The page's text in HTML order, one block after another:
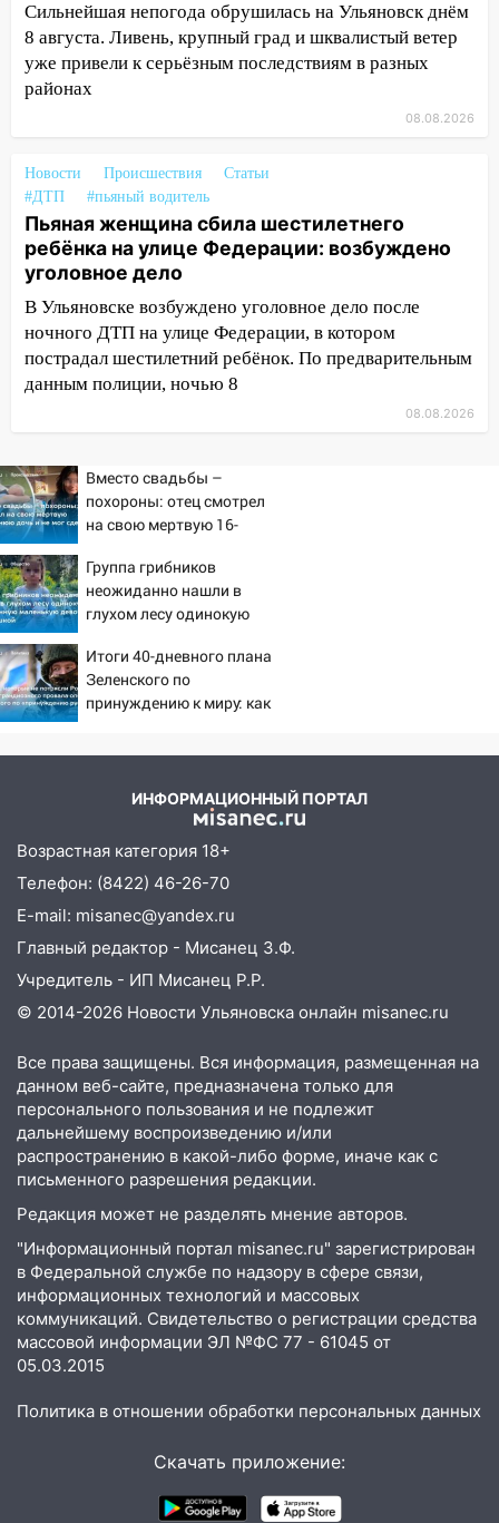
13:12 Дерево пробило крышу дома на
Новгородской в Ульяновске и рухнуло
на электрощит
В Заволжском районе дерево
13:08
Ураган ударил по Ульяновску:
сорванные крыши, поваленные деревья,
затопленные улицы и остановившиеся
трамваи
после ливня город снова уходит под
воду
12:12 Прокуратура взяла на контроль
ДТП с шестилетним ребёнком на улице
12:01
Пьяная женщина сбила
шестилетнего ребёнка на улице
Федерации: возбуждено уголовное дело
11:16
В Ульяновске ищут 37-летнего
мужчину, пропавшего ещё 19 июля
10:30
От мотофристайла до прогулки с
хаски: куда сходить в Ульяновской
области 8–9 августа
10:11
Директора ульяновской
Дети на дорогах: пострадали
велосипедисты, мотоциклисты и
пешеходы. Обзор крупных аварий в
Ульяновской области
08:30 Поджог со свечой, 16 сгоревших
домов и выстрел за водку
07:50 Какая погоды будет днем 8
06:45 Императорский мост в
Ульяновске останется закрытым до
утра 10 августа
05:18 Судьба готовит сюрприз: гороскоп
на 8 августа — кому повезет с
деньгами, а кого ждет неожиданная
встреча
04:47 В Ульяновской области объявили
ракетную опасность: звучат сирены
07.08.2026
20:40 Ульяновские аграрии смогут
купить тракторы с отсрочкой платежа
до декабря
В следственном управлении
состоялось торжественное
мероприятие, приуроченное к
Сильнейшая непогода обрушилась на Ульяновск днём
8 августа. Ливень, крупный град и шквалистый ветер
уже привели к серьёзным последствиям в разных
районах
08.08.2026
Новости Происшествия
Статьи
#ДТП
#пьяный водитель
Пьяная женщина сбила шестилетнего
ребёнка на улице Федерации: возбуждено
уголовное дело
В Ульяновске возбуждено уголовное дело после
ночного ДТП на улице Федерации, в котором
пострадал шестилетний ребёнок. По предварительным
данным полиции, ночью 8
08.08.2026
Вместо свадьбы –
похороны: отец смотрел
на свою мертвую 16-
сдержать слезы
Группа грибников
неожиданно нашли в
глухом лесу одинокую
девочку с игрушкой
Итоги 40-дневного плана
Зеленского по
принуждению к миру: как
ИНФОРМАЦИОННЫЙ ПОРТАЛ
Возрастная категория 18+
Телефон: (8422) 46-26-70
E-mail: misanec@yandex.ru
Главный редактор - Мисанец З.Ф.
Учредитель - ИП Мисанец Р.Р.
© 2014-2026 Новости Ульяновска онлайн misanec.ru
Все права защищены. Вся информация, размещенная на
данном веб-сайте, предназначена только для
персонального пользования и не подлежит
дальнейшему воспроизведению и/или
распространению в какой-либо форме, иначе как с
письменного разрешения редакции.
Редакция может не разделять мнение авторов.
"Информационный портал misanec.ru" зарегистрирован
в Федеральной службе по надзору в сфере связи,
информационных технологий и массовых
коммуникаций. Свидетельство о регистрации средства
массовой информации ЭЛ №ФС 77 - 61045 от
05.03.2015
Политика в отношении обработки персональных данных
Скачать приложение: